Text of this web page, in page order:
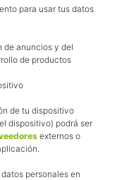
para usar tus datos
de anuncios y del
de productos
de tu dispositivo
dispositivo) podrá ser
externos o
personales en
de afiliación.
enlaces a tiendas